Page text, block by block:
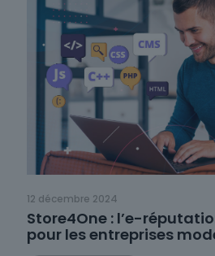
12 décembre 2024
Store4One : l’e-
pour les entreprises